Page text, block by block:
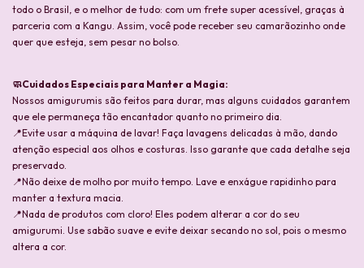
todo o Brasil, e o melhor de tudo: com um frete super acessível, graças à
parceria com a Kangu. Assim, você pode receber seu camarãozinho onde
quer que esteja, sem pesar no bolso.
🧼Cuidados Especiais para Manter a Magia:
Nossos amigurumis são feitos para durar, mas alguns cuidados garantem
que ele permaneça tão encantador quanto no primeiro dia.
📍Evite usar a máquina de lavar! Faça lavagens delicadas à mão, dando
atenção especial aos olhos e costuras. Isso garante que cada detalhe seja
preservado.
📍Não deixe de molho por muito tempo. Lave e enxágue rapidinho para
manter a textura macia.
📍Nada de produtos com cloro! Eles podem alterar a cor do seu
amigurumi. Use sabão suave e evite deixar secando no sol, pois o mesmo
altera a cor.